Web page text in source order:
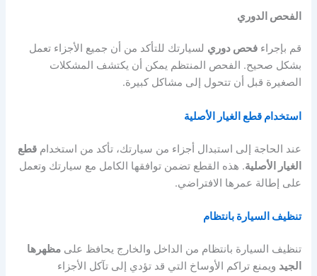
الفحص الدوري
قم بإجراءفحص دوري لسيارتك للتأكد من أن جميع الأجزاء تعمل
بشكل صحيح. الفحص المنتظم يمكن أن يكتشف المشكلات
الصغيرة قبل أن تتحول إلى مشاكل كبيرة.
استخدام قطع الغيار الأصلية
عند الحاجة إلى استبدال أجزاء من سيارتك، تأكد من استخدامقطع
الغيار الأصلية. هذه القطع تضمن توافقها الكامل مع سيارتك وتعمل
على إطالة عمرها الافتراضي.
تنظيف السيارة بانتظام
تنظيف السيارة بانتظام من الداخل والخارج يحافظ علىمظهرها
الجيد ويمنع تراكم الأوساخ التي قد تؤدي إلى تآكل الأجزاء